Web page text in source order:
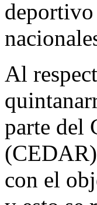
Al
parte del
con el